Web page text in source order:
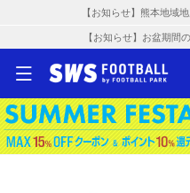
【お知らせ】熊本地域
【お知らせ】お盆期間